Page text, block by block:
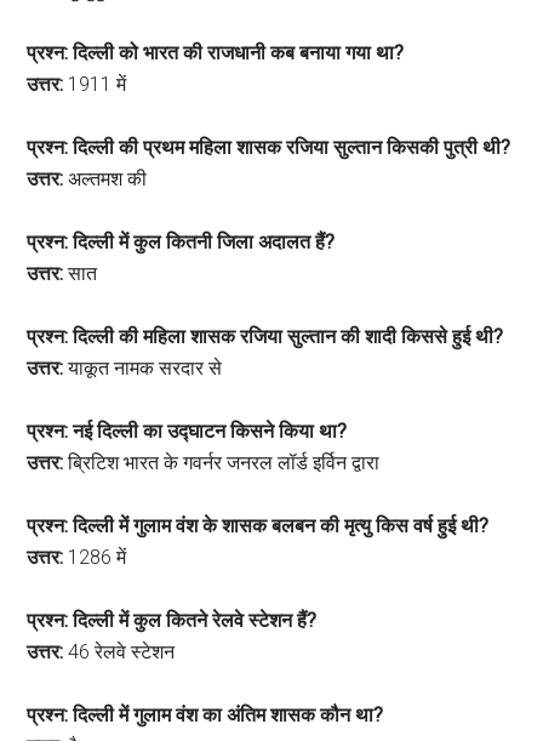
प्रश्न: दिल्ली को भारत की राजधानी कब बनाया गया था?
उत्तर: 1911 में
प्रश्न: दिल्ली की प्रथम महिला शासक रजिया सुल्तान किसकी पुत्री थी?
उत्तर: अल्तमश की
प्रश्न: दिल्ली में कुल कितनी जिला अदालत हैं?
उत्तर:सात
प्रश्न: दिल्ली की महिला शासक रजिया सुल्तान की शादी किससे हुई थी?
उत्तर:याकूत नामक सरदार से
प्रश्न: नई दिल्ली का उद्घाटन किसने किया था?
उत्तर:ब्रिटिश भारत के गवर्नर जनरल लॉर्ड इर्विन द्वारा
प्रश्न: दिल्ली में गुलाम वंश के शासक बलबन की मृत्यु किस वर्ष हुई थी?
उत्तर: 1286 में
प्रश्न: दिल्ली में कुल कितने रेलवे स्टेशन हैं?
उत्तर: 46 रेलवे स्टेशन
प्रश्न: दिल्ली में गुलाम वंश का अंतिम शासक कौन था?